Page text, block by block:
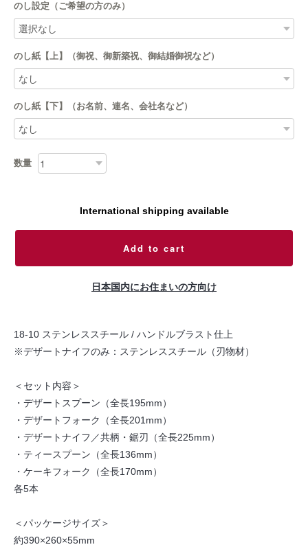
のし設定（ご希望の方のみ）
のし紙【上】（御祝、御新築祝、御結婚御祝など）
のし紙【下】（お名前、連名、会社名など）
数量
International shipping available
Add to cart
日本国内にお住まいの方向け
18-10 ステンレススチール / ハンドルブラスト仕上
※デザートナイフのみ：ステンレススチール（刃物材）
＜セット内容＞
・デザートスプーン（全長195mm）
・デザートフォーク（全長201mm）
・デザートナイフ／共柄・鋸刃（全長225mm）
・ティースプーン（全長136mm）
・ケーキフォーク（全長170mm）
各5本
＜パッケージサイズ＞
約390×260×55mm